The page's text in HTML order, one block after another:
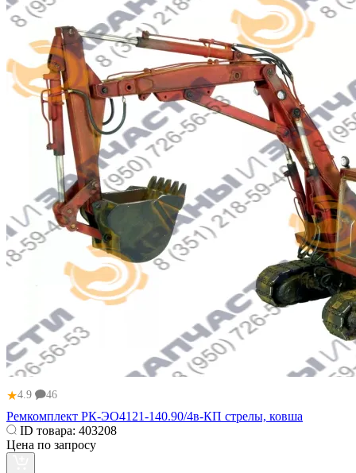
★4.9 46
Ремкомплект РК-ЭО4121-140.90/4в-КП стрелы, ковша
ID товара: 403208
Цена по запросу